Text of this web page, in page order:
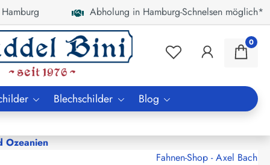
Abholung in Hamburg-Schnelsen möglich*
0
Blechschilder Blog
Ozeanien
Fahnen-Shop - Axel Bach